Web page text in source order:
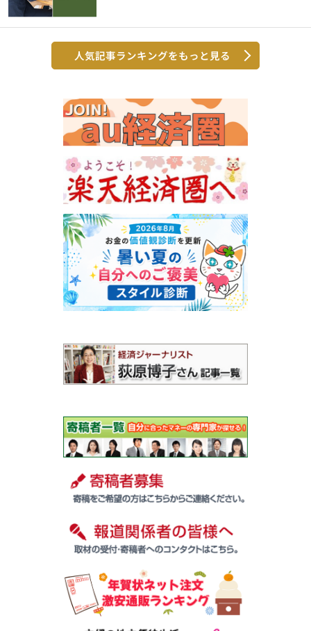
人気記事ランキングをもっと見る